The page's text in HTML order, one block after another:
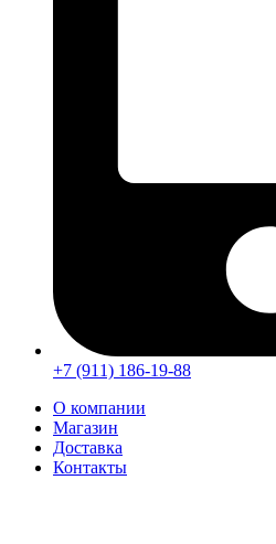
+7 (911) 186-19-88
О компании
Магазин
Доставка
Контакты